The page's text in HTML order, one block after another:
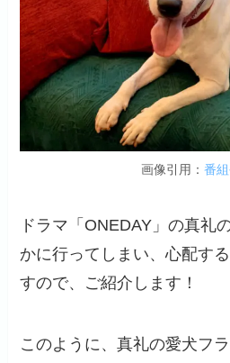
画像引用： 番
ドラマ「ONEDAY」の真礼
かに行ってしまい、心配す
すので、ご紹介します！
このように、真礼の愛犬フ